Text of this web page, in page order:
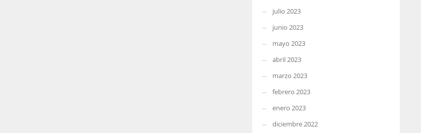
julio 2023
junio 2023
mayo 2023
abril 2023
marzo 2023
febrero 2023
enero 2023
diciembre 2022